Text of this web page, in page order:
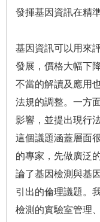
發揮基因資訊在精
基因資訊可以用來
發展，價格大幅下
不當的解讀及應用
法規的調整。一方
影響，並提出現行
這個議題涵蓋層面
的專家，先做廣泛
論了基因檢測與基
引出的倫理議題。
檢測的實驗室管理